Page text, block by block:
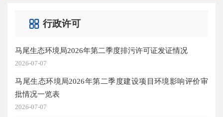
行政许可
马尾生态环境局2026年第二季度排污许可证发证情况
2026-07-07
马尾生态环境局2026年第二季度建设项目环境影响评价审
批情况一览表
2026-07-07